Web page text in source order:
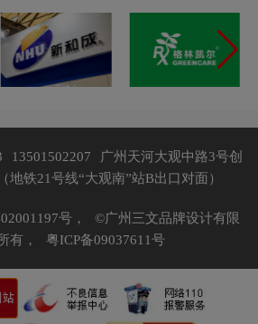
13501502207
广州天河大观中路3号创
地铁21号线“大观南”站B出口对面）
号，
©广州三文品牌设计有限
有，
粤ICP备09037611号